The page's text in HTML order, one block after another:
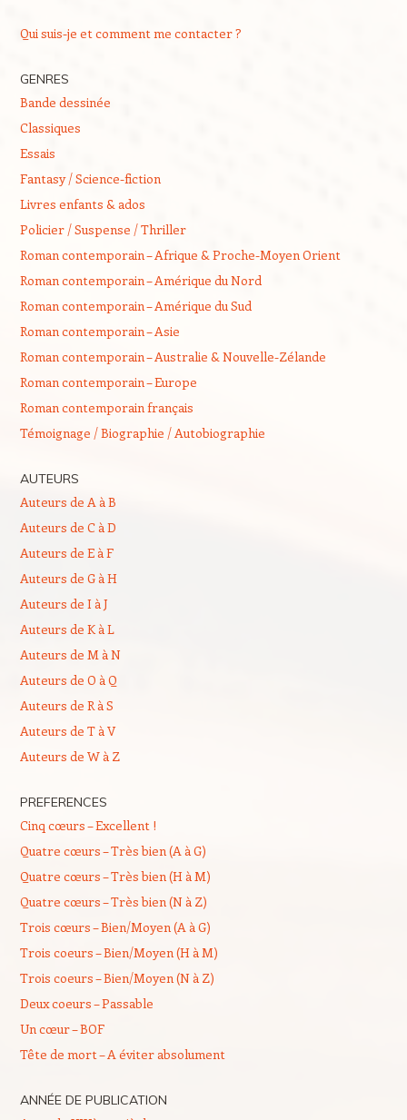
Qui suis-je et comment me contacter ?
GENRES
Bande dessinée
Classiques
Essais
Fantasy / Science-fiction
Livres enfants & ados
Policier / Suspense / Thriller
Roman contemporain – Afrique & Proche-Moyen Orient
Roman contemporain – Amérique du Nord
Roman contemporain – Amérique du Sud
Roman contemporain – Asie
Roman contemporain – Australie & Nouvelle-Zélande
Roman contemporain – Europe
Roman contemporain français
Témoignage / Biographie / Autobiographie
AUTEURS
Auteurs de A à B
Auteurs de C à D
Auteurs de E à F
Auteurs de G à H
Auteurs de I à J
Auteurs de K à L
Auteurs de M à N
Auteurs de O à Q
Auteurs de R à S
Auteurs de T à V
Auteurs de W à Z
PREFERENCES
Cinq cœurs – Excellent !
Quatre cœurs – Très bien (A à G)
Quatre cœurs – Très bien (H à M)
Quatre cœurs – Très bien (N à Z)
Trois cœurs – Bien/Moyen (A à G)
Trois coeurs – Bien/Moyen (H à M)
Trois coeurs – Bien/Moyen (N à Z)
Deux coeurs – Passable
Un cœur – BOF
Tête de mort – A éviter absolument
ANNÉE DE PUBLICATION